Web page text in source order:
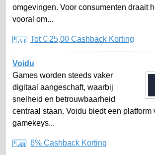
omgevingen. Voor consumenten draait
vooral om...
Tot € 25,00 Cashback Korting
Voidu
Games worden steeds vaker
digitaal aangeschaft, waarbij
snelheid en betrouwbaarheid
centraal staan. Voidu biedt een platform
gamekeys...
6% Cashback Korting